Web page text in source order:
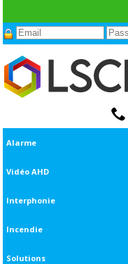
Alarme
Vidéo AHD
Interphonie
Incendie
Solutions